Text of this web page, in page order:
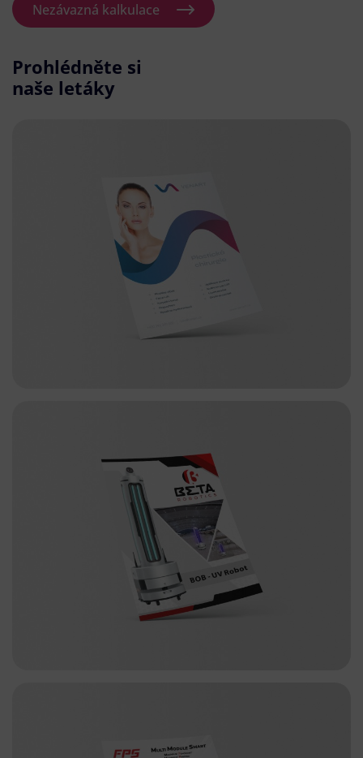
Nezávazná kalkulace
Prohlédněte si
naše letáky